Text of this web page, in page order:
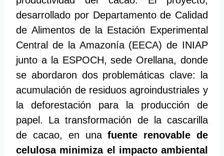
desarrollado por Departamento de Calidad
de Alimentos de la Estación Experimental
Central de la Amazonía (EECA) de INIAP
junto a la ESPOCH, sede Orellana, donde
se abordaron dos problemáticas clave: la
acumulación de residuos agroindustriales y
la deforestación para la producción de
papel. La transformación de la cascarilla
de cacao, en unafuente renovable de
celulosa minimiza el impacto ambiental